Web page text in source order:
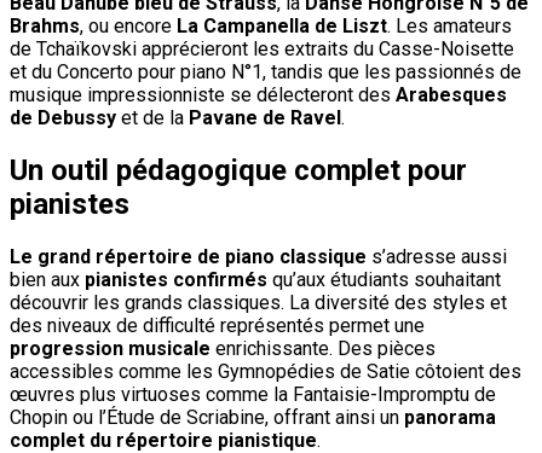
Brahms, ou encore La Campanella de Liszt. Les amateurs
de Tchaïkovski apprécieront les extraits du Casse-Noisette
et du Concerto pour piano N°1, tandis que les passionnés de
musique impressionniste se délecteront des Arabesques
de Debussy et de la Pavane de Ravel.
Un outil pédagogique complet pour
pianistes
Le grand répertoire de piano classique s’adresse aussi
bien aux pianistes confirmés qu’aux étudiants souhaitant
découvrir les grands classiques. La diversité des styles et
des niveaux de difficulté représentés permet une
progression musicale enrichissante. Des pièces
accessibles comme les Gymnopédies de Satie côtoient des
œuvres plus virtuoses comme la Fantaisie-Impromptu de
Chopin ou l’Étude de Scriabine, offrant ainsi un panorama
complet du répertoire pianistique.